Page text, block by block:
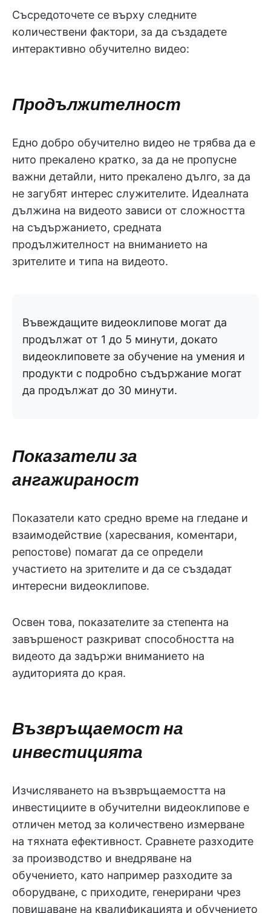
Съсредоточете се върху следните
количествени фактори, за да създадете
интерактивно обучително видео:
Продължителност
Едно добро обучително видео не трябва да е
нито прекалено кратко, за да не пропусне
важни детайли, нито прекалено дълго, за да
не загубят интерес служителите. Идеалната
дължина на видеото зависи от сложността
на съдържанието, средната
продължителност на вниманието на
зрителите и типа на видеото.
Въвеждащите видеоклипове могат да
продължат от 1 до 5 минути, докато
видеоклиповете за обучение на умения и
продукти с подробно съдържание могат
да продължат до 30 минути.
Показатели за
ангажираност
Показатели като средно време на гледане и
взаимодействие (харесвания, коментари,
репостове) помагат да се определи
участието на зрителите и да се създадат
интересни видеоклипове.
Освен това, показателите за степента на
завършеност разкриват способността на
видеото да задържи вниманието на
аудиторията до края.
Възвръщаемост на
инвестицията
Изчисляването на възвръщаемостта на
инвестициите в обучителни видеоклипове е
отличен метод за количествено измерване
на тяхната ефективност. Сравнете разходите
за производство и внедряване на
обучението, като например разходите за
оборудване, с приходите, генерирани чрез
повишаване на квалификацията и обучението